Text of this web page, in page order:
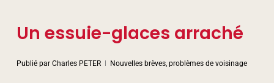
Un essuie-glaces arraché
Publié par Charles PETER Nouvelles brèves, problèmes de voisinage